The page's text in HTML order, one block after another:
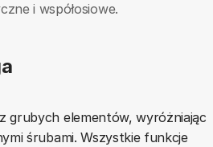
i współosiowe.
grubych elementów, wyróżniając
śrubami. Wszystkie funkcje